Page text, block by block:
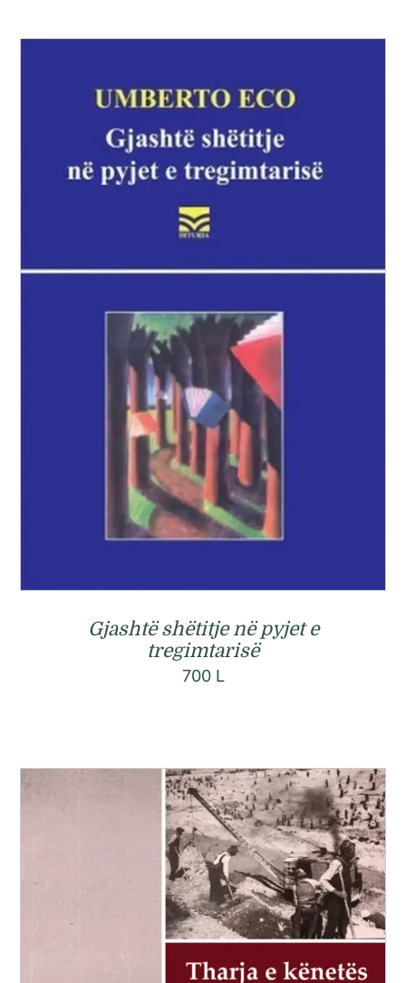
Gjashtë shëtitje në pyjet e
tregimtarisë
700 L